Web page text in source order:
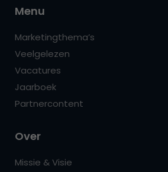
Menu
Marketingthema’s
Veelgelezen
Vacatures
Jaarboek
Partnercontent
Over
Missie & Visie